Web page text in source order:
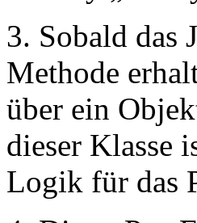
3. Sobald das
Methode
über ein
dieser Klasse
Logik für das